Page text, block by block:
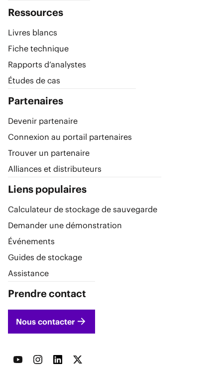
Ressources
Livres blancs
Fiche technique
Rapports d’analystes
Études de cas
Partenaires
Devenir partenaire
Connexion au portail partenaires
Trouver un partenaire
Alliances et distributeurs
Liens populaires
Calculateur de stockage de sauvegarde
Demander une démonstration
Événements
Guides de stockage
Assistance
Prendre contact
Nous contacter